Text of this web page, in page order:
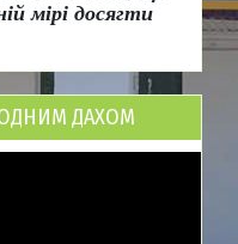
мірі досягти
ОДНИМ ДАХОМ